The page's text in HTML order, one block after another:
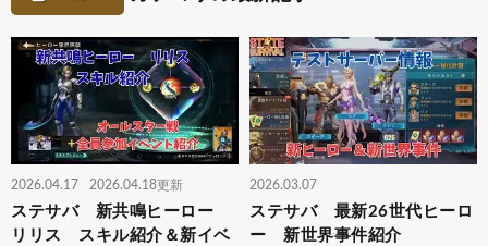
2026.04.17 2026.04.18更新
ステサバ 新共鳴ヒーロー
リリス スキル紹介＆新イベ
2026.03.07
ステサバ 最新26世代ヒーロ
ー 新世界事件紹介